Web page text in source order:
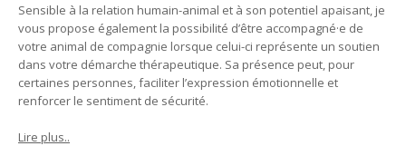
Sensible à la relation humain-animal et à son potentiel apaisant, je
vous propose également la possibilité d’être accompagné·e de
votre animal de compagnie lorsque celui-ci représente un soutien
dans votre démarche thérapeutique. Sa présence peut, pour
certaines personnes, faciliter l’expression émotionnelle et
renforcer le sentiment de sécurité.
Lire plus..